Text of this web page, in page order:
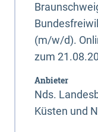
(m/w/d).
zum
Anbieter
Nds.
Küsten und